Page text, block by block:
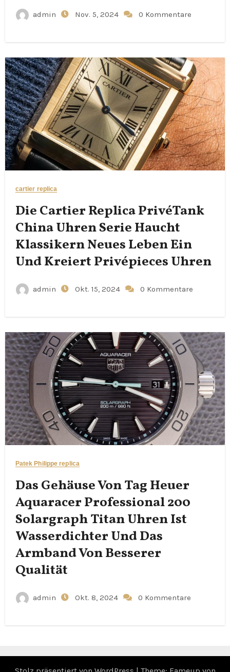
admin Nov. 5, 2024 0 Kommentare
cartier replica
Die Cartier Replica PrivéTank
China Uhren Serie Haucht
Klassikern Neues Leben Ein
Und Kreiert Privépieces Uhren
admin Okt. 15, 2024 0 Kommentare
Patek Philippe replica
Das Gehäuse Von Tag Heuer
Aquaracer Professional 200
Solargraph Titan Uhren Ist
Wasserdichter Und Das
Armband Von Besserer
Qualität
admin Okt. 8, 2024 0 Kommentare